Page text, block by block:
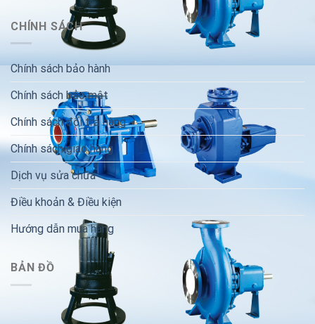
CHÍNH SÁCH
Chính sách bảo hành
Chính sách bảo mật
Chính sách đổi trả hàng
Chính sách giao hàng
Dịch vụ sửa chữa
Điều khoản & Điều kiện
Hướng dẫn mua hàng
BẢN ĐỒ